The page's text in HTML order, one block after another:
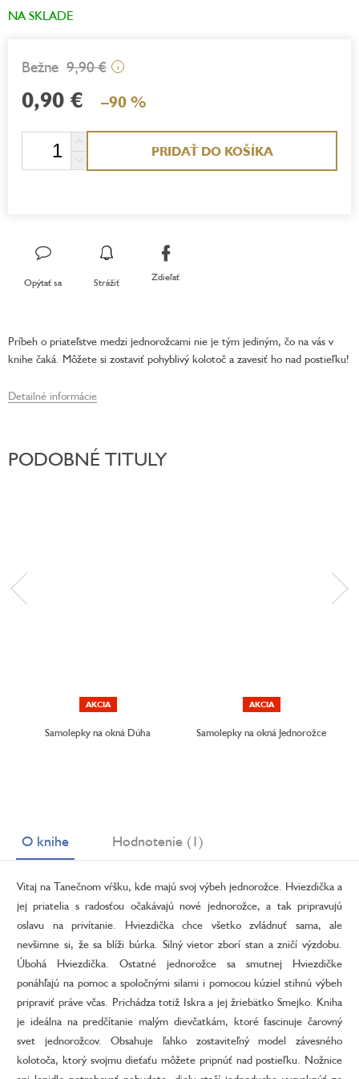
NA SKLADE
9,90 € i
0,90 € –90 %
PRIDAŤ DO KOŠÍKA
Opýtať sa Strážiť Zdieľať
Príbeh o priateľstve medzi jednorožcami nie je tým jediným, čo na vás v
knihe čaká. Môžete si zostaviť pohyblivý kolotoč a zavesiť ho nad postieľku!
Detailné informácie
PODOBNÉ TITULY
AKCIA
Samolepky na okná Dúha
AKCIA
Samolepky na okná Jednorožce
O knihe Hodnotenie (1)
Vitaj na Tanečnom vŕšku, kde majú svoj výbeh jednorožce. Hviezdička a
jej priatelia s radosťou očakávajú nové jednorožce, a tak pripravujú
oslavu na privítanie. Hviezdička chce všetko zvládnuť sama, ale
nevšimne si, že sa blíži búrka. Silný vietor zborí stan a zničí výzdobu.
Úbohá Hviezdička. Ostatné jednorožce sa smutnej Hviezdičke
ponáhľajú na pomoc a spoločnými silami i pomocou kúziel stihnú výbeh
pripraviť práve včas. Prichádza totiž Iskra a jej žriebätko Smejko. Kniha
je ideálna na predčítanie malým dievčatkám, ktoré fascinuje čarovný
svet jednorožcov. Obsahuje ľahko zostaviteľný model závesného
kolotoča, ktorý svojmu dieťaťu môžete pripnúť nad postieľku. Nožnice